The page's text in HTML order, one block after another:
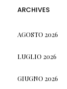
ARCHIVES
AGOSTO 2026
LUGLIO 2026
GIUGNO 2026